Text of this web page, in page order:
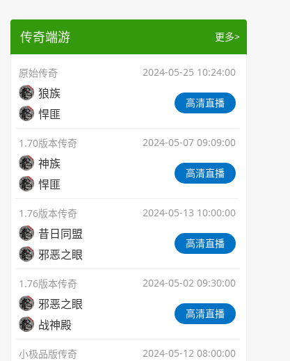
传奇端游 更多>
原始传奇 2024-05-25 10:24:00
狼族
悍匪
高清直播
1.70版本传奇 2024-05-07 09:09:00
神族
悍匪
高清直播
1.76版本传奇 2024-05-13 10:00:00
昔日同盟
邪恶之眼
高清直播
1.76版本传奇 2024-05-02 09:30:00
邪恶之眼
战神殿
高清直播
小极品版传奇 2024-05-12 08:00:00